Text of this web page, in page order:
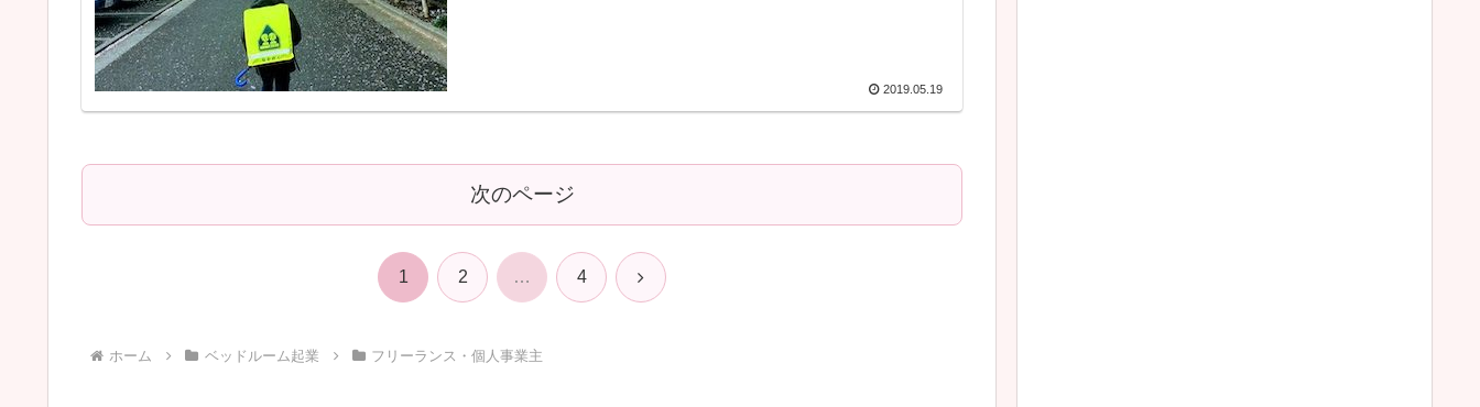
2019.05.19
次のページ
1 2 … 4 次
ホーム ベッドルーム起業 フリーランス・個人事業主